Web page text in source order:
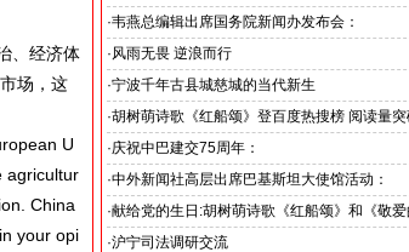
、经济体
场，这
U
agricultur
China
your opi
·韦燕总编辑出席国务院新闻办发布会：
关注海关总署“十五五”时期守好国门安全
·风雨无畏 逆浪而行
旭日应急救援队硬核抗巴“威风”护平安
·宁波千年古县城慈城的当代新生
·胡树萌诗歌《红船颂》登百度热搜榜 阅读量突
数亿次 打破“曲高和寡”的传播困境
·庆祝中巴建交75周年：
韦燕总裁同多国大使出席巴基斯坦驻华大使馆
节”
·中外新闻社高层出席巴基斯坦大使馆活动：
医药、保健和生物科技职业技术教育与培训专
·献给党的生日:胡树萌诗歌《红船颂》和《敬爱
党啊 我怎能不为你放声歌唱》
·沪宁司法调研交流